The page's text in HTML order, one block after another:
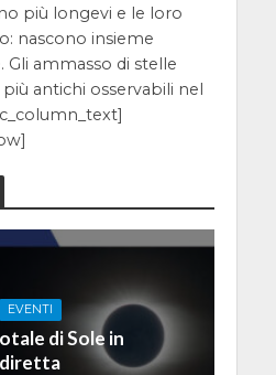
più longevi e le loro
nascono insieme
Gli ammasso di stelle
antichi osservabili nel
EVENTI
di Sole in
diretta